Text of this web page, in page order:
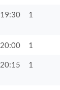
19:30 1
20:00 1
20:15 1